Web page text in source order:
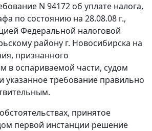
N 94172 об уплате налога,
по состоянию на 28.08.08 г.,
Федеральной налоговой
району г. Новосибирска на
признанного
в оспариваемой части, судом
указанное требование правильно
принятое
первой инстанции решение